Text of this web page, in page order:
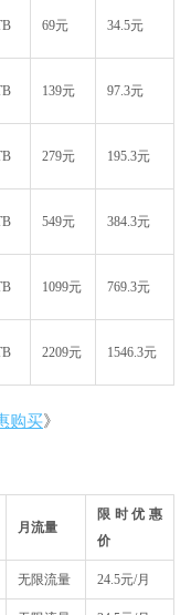
69元 34.5元
139元 97.3元
279元 195.3元
549元 384.3元
1099元 769.3元
2209元 1546.3元
购买》
月流量
限时优惠
价
无限流量 24.5元/月